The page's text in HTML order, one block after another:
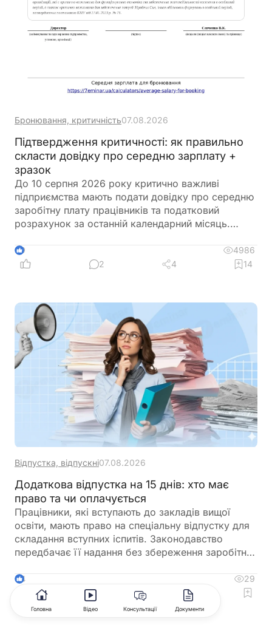
Бронювання, критичність07.08.2026
Підтвердження критичності: як правильно
скласти довідку про середню зарплату +
зразок
До 10 серпня 2026 року критично важливі
підприємства мають подати довідку про середню
заробітну плату працівників та податковий
розрахунок за останній календарний місяць.
ключових критеріїв для збереження статусу
критично важливого підприємства. Її можна
відповідно до чинних вимог. Щоб уникнути
помилок, скористайтеся Калькулятором
«Середня зарплата для бронювання», який
допоможе швидко визначити необхідний
показник та підготувати довідку
9
4986
2
4 14
Відпустка, відпускні07.08.2026
Додаткова відпустка на 15 днів: хто має
право та чи оплачується
Працівники, які вступають до закладів вищої
освіти, мають право на спеціальну відпустку для
складання вступних іспитів. Законодавство
передбачає її надання без збереження заробітної
для проїзду до місця проведення іспитів та назад
4
29
Коментувати
Головна Відео Консультації Документи